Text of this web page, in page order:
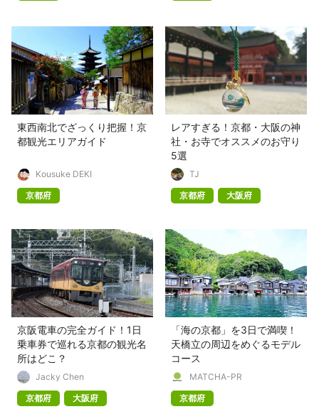
東西南北でざっくり把握！京
都観光エリアガイド
Kousuke DEKI
京都府
レアすぎる！京都・大阪の神
社・お寺でオススメのお守り
5選
TJ
京都府
大阪府
京阪電車の完全ガイド！1日
乗車券で巡れる京都の観光名
所はどこ？
Jacky Chen
京都府
大阪府
「海の京都」を3日で満喫！
天橋立の周辺をめぐるモデル
コース
MATCHA-PR
京都府